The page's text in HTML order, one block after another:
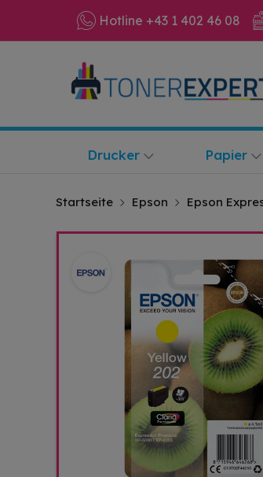
Hotline +43 1 402 46 08
Drucker Papier
Startseite Epson Epson